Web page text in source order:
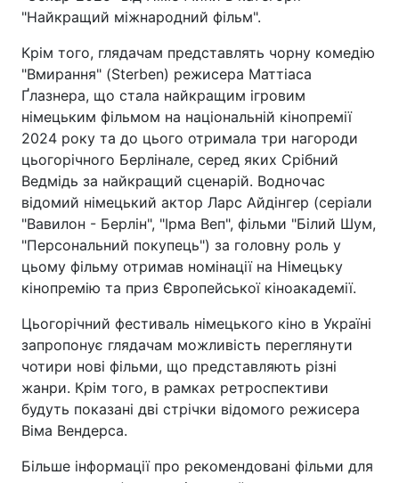
"Найкращий міжнародний фільм".
Крім того, глядачам представлять чорну комедію
"Вмирання" (Sterben) режисера Маттіаса
Ґлазнера, що стала найкращим ігровим
німецьким фільмом на національній кінопремії
2024 року та до цього отримала три нагороди
цьогорічного Берлінале, серед яких Срібний
Ведмідь за найкращий сценарій. Водночас
відомий німецький актор Ларс Айдінгер (серіали
"Вавилон - Берлін", "Ірма Веп", фільми "Білий Шум,
"Персональний покупець") за головну роль у
цьому фільму отримав номінації на Німецьку
кінопремію та приз Європейської кіноакадемії.
Цьогорічний фестиваль німецького кіно в Україні
запропонує глядачам можливість переглянути
чотири нові фільми, що представляють різні
жанри. Крім того, в рамках ретроспективи
будуть показані дві стрічки відомого режисера
Віма Вендерса.
Більше інформації про рекомендовані фільми для